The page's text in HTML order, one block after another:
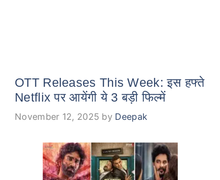
OTT Releases This Week: इस हफ्ते
Netflix पर आयेंगी ये 3 बड़ी फिल्में
November 12, 2025 by Deepak